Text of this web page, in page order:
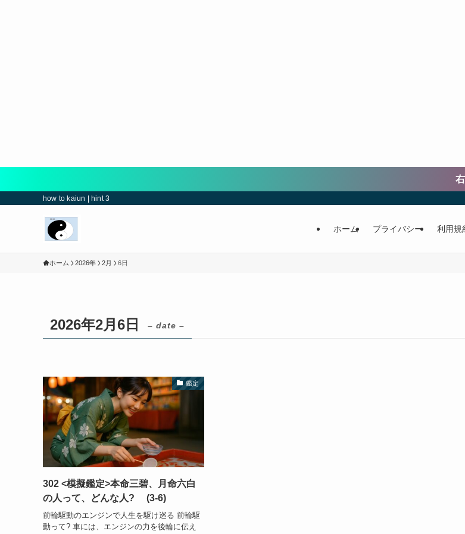
右手
how to kaiun | hint 3
ホーム プライバシー 利用規
ホーム 2026年 2月 6日
2026年2月6日 – date –
鑑定
302 <模擬鑑定>本命三碧、月命六白
の人って、どんな人? (3-6)
前輪駆動のエンジンで人生を駆け巡る 前輪駆
動って? 車には、エンジンの力を後輪に伝え